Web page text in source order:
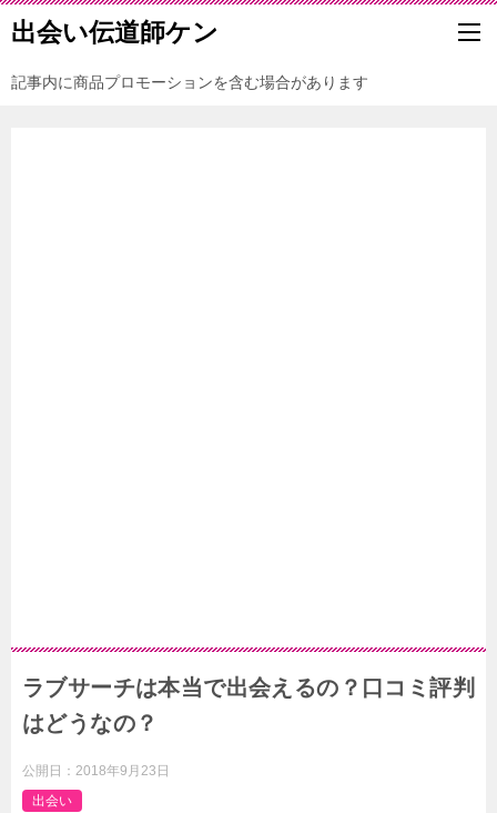
出会い伝道師ケン
記事内に商品プロモーションを含む場合があります
ラブサーチは本当で出会えるの？口コミ評判
はどうなの？
公開日： 2018年9月23日
出会い